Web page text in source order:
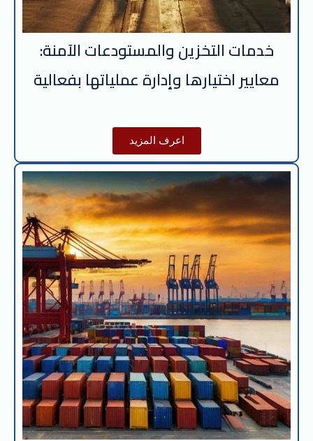
خدمات التخزين والمستودعات الآمنة:
معايير اختيارها وإدارة عملياتها بفعالية
اعرف المزيد